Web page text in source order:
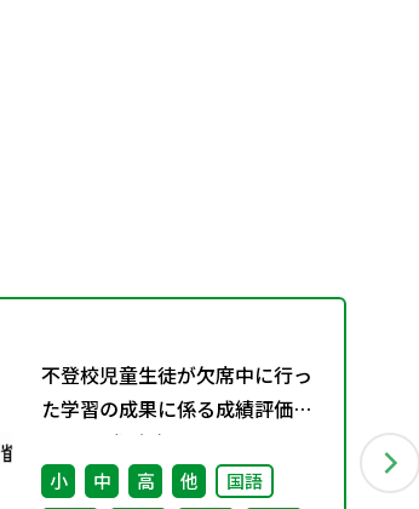
不登校児童生徒が欠席中に行っ
た学習の成果に係る成績評価に
ついて（通知）
小 中 高 他
国語